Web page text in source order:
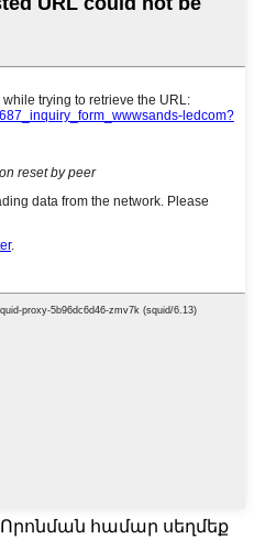
Որոնման համար սեղմեք